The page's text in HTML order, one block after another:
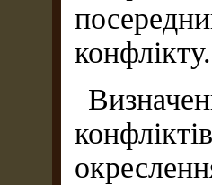
конфлікту.